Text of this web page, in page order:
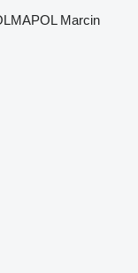
Marcin